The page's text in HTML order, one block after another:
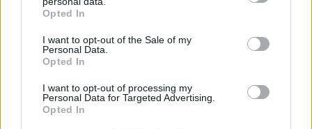
grant or deny consent to Google and its third-party tags to
use your data for below specified purposes in below Google
consent section.
Opted In
I want to opt-out of the Sale of my
Personal Data.
Opted In
I want to opt-out of processing my
Personal Data for Targeted Advertising.
Opted In
Κρήτη ζητά... τιμή για να ασελγήσει σε ανήλικη, τι
καταγγέλλει ο ιδιοκτήτης επιχείρησης